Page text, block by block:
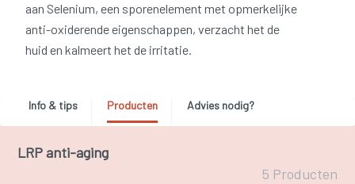
aan Selenium, een sporenelement met opmerkelijke
anti-oxiderende eigenschappen, verzacht het de
huid en kalmeert het de irritatie.
Info & tips Producten Advies nodig?
LRP anti-aging
5 Producten